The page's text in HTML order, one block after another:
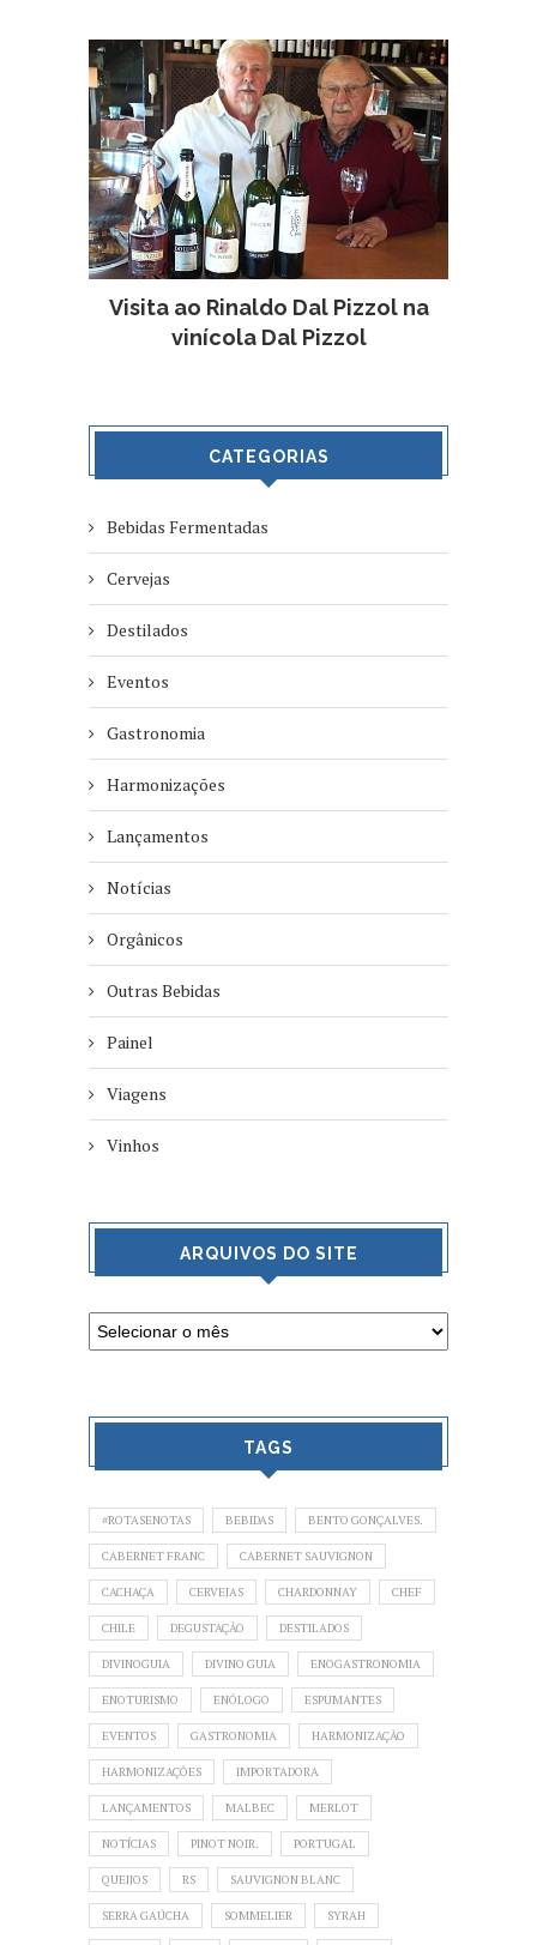
Visita ao Rinaldo Dal Pizzol na
vinícola Dal Pizzol
CATEGORIAS
Bebidas Fermentadas
Cervejas
Destilados
Eventos
Gastronomia
Harmonizações
Lançamentos
Notícias
Orgânicos
Outras Bebidas
Painel
Viagens
Vinhos
ARQUIVOS DO SITE
TAGS
#ROTASENOTAS BEBIDAS BENTO GONÇALVES.
CABERNET FRANC CABERNET SAUVIGNON
CACHAÇA CERVEJAS CHARDONNAY CHEF
CHILE DEGUSTAÇÃO DESTILADOS
DIVINOGUIA DIVINO GUIA ENOGASTRONOMIA
ENOTURISMO ENÓLOGO ESPUMANTES
EVENTOS GASTRONOMIA HARMONIZAÇÃO
HARMONIZAÇÕES IMPORTADORA
LANÇAMENTOS MALBEC MERLOT
NOTÍCIAS PINOT NOIR. PORTUGAL
QUEIJOS RS SAUVIGNON BLANC
SERRA GAÚCHA SOMMELIER SYRAH